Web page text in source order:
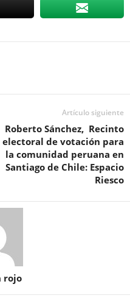
Artículo siguiente
Roberto Sánchez, Recinto
electoral de votación para
la comunidad peruana en
Santiago de Chile: Espacio
Riesco
rojo